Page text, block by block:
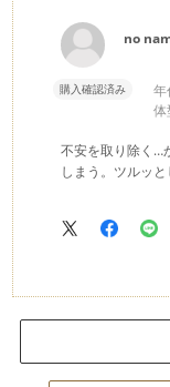
no
購入確認済み 年
体
不安を取り除く…
しまう。ツルッ